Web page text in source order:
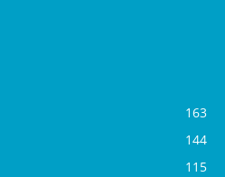
163
144
115